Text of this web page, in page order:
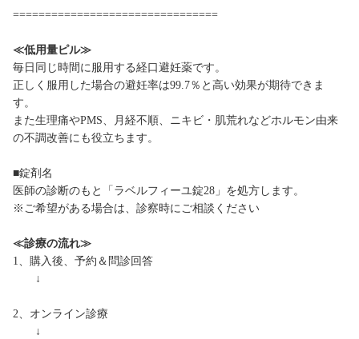
================================
≪低用量ピル≫
毎日同じ時間に服用する経口避妊薬です。
正しく服用した場合の避妊率は99.7％と高い効果が期待できま
す。
また生理痛やPMS、月経不順、ニキビ・肌荒れなどホルモン由来
の不調改善にも役立ちます。
■錠剤名
医師の診断のもと「ラベルフィーユ錠28」を処方します。
※ご希望がある場合は、診察時にご相談ください
≪診療の流れ≫
1、購入後、予約＆問診回答
↓
2、オンライン診療
↓